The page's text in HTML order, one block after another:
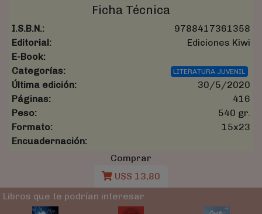
Ficha Técnica
I.S.B.N.:
9788417361358
Editorial:
Ediciones Kiwi
E-Book:
Categorías:
LITERATURA JUVENIL
Última edición:
30/5/2020
Páginas:
416
Peso:
540 gr.
Formato:
15x23
Encuadernación:
Comprar
U$S 13,80
Libros que te podrían interesar